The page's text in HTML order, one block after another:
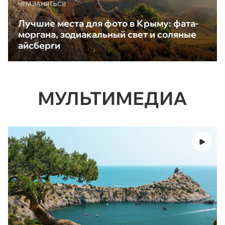
ЧЕМ ЗАНЯТЬСЯ
Лучшие места для фото в Крыму: фата-
моргана, зодиакальный свет и соляные
айсберги
МУЛЬТИМЕДИА